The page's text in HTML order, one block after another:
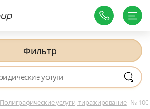
Фильтр
Полиграфические услуги, тиражирование №